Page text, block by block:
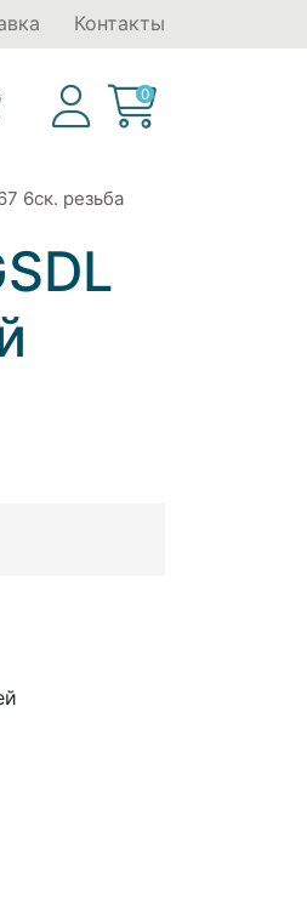
Контакты
0
6ск. резьба